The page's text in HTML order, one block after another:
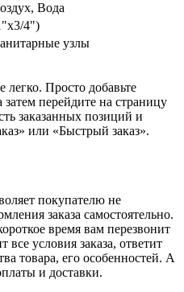
Вода
4")
узлы
Просто добавьте
перейдите на страницу
заказанных позиций и
или «Быстрый заказ».
покупателю не
заказа самостоятельно.
время вам перезвонит
условия заказа, ответит
товара, его особенностей. А
и доставки.